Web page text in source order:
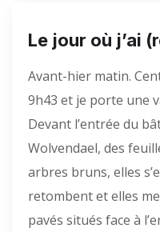
Le jour où j’ai
Avant-hier matin.
9h43 et je porte une
Devant l’entrée du
Wolvendael, des
arbres bruns, elles
retombent et elles
pavés situés face à